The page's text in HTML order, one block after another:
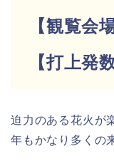
【観覧会
【打上発
迫力のある花火が
年もかなり多くの